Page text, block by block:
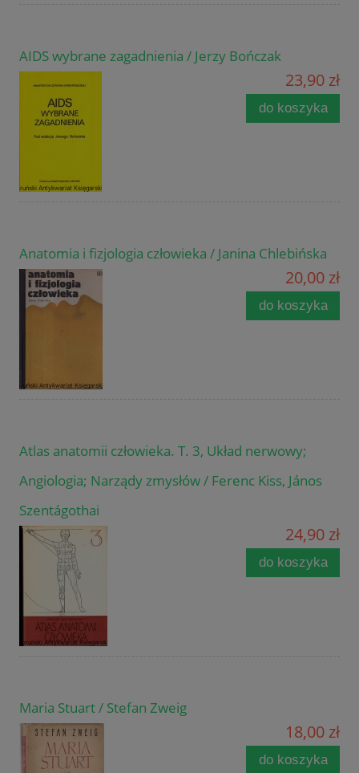
AIDS wybrane zagadnienia / Jerzy Bończak
23,90 zł
do koszyka
Anatomia i fizjologia człowieka / Janina Chlebińska
20,00 zł
do koszyka
Atlas anatomii człowieka. T. 3, Układ nerwowy;
Angiologia; Narządy zmysłów / Ferenc Kiss, János
Szentágothai
24,90 zł
do koszyka
Maria Stuart / Stefan Zweig
18,00 zł
do koszyka